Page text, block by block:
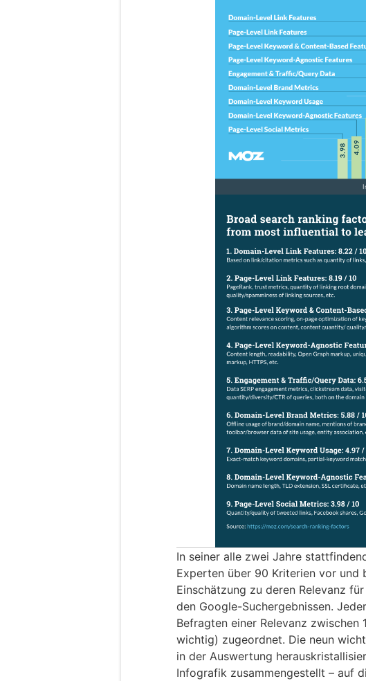
In seiner alle zwei Jahre
Experten über 90 Kriterien vor und
Einschätzung zu deren Relevanz
den Google-Suchergebnissen.
Befragten einer Relevanz zwischen
wichtig) zugeordnet. Die neun
in der Auswertung
Infografik zusammengestellt – auf